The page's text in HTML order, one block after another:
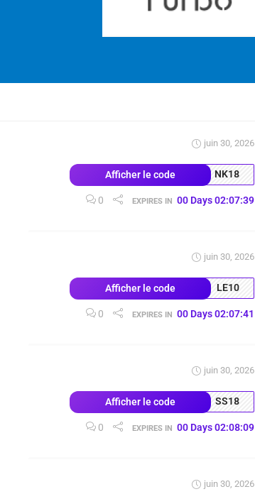
juin 30, 2026
Afficher le code NK18
0 EXPIRES IN 00 Days 02:07:38
juin 30, 2026
Afficher le code LE10
0 EXPIRES IN 00 Days 02:07:40
juin 30, 2026
Afficher le code SS18
0 EXPIRES IN 00 Days 02:08:08
juin 30, 2026